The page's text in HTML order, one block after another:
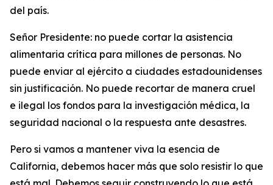
del país.
Señor Presidente: no puede cortar la asistencia
alimentaria crítica para millones de personas. No
puede enviar al ejército a ciudades estadounidenses
sin justificación. No puede recortar de manera cruel
e ilegal los fondos para la investigación médica, la
seguridad nacional o la respuesta ante desastres.
Pero si vamos a mantener viva la esencia de
California, debemos hacer más que solo resistir lo que